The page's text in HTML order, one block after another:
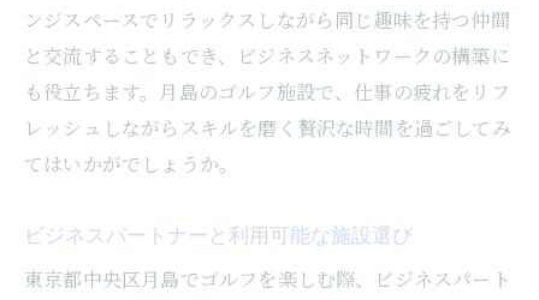
ンジスペースでリラックスしながら同じ趣味を持つ仲間
と交流することもでき、ビジネスネットワークの構築に
も役立ちます。月島のゴルフ施設で、仕事の疲れをリフ
レッシュしながらスキルを磨く贅沢な時間を過ごしてみ
てはいかがでしょうか。
ビジネスパートナーと利用可能な施設選び
東京都中央区月島でゴルフを楽しむ際、ビジネスパート